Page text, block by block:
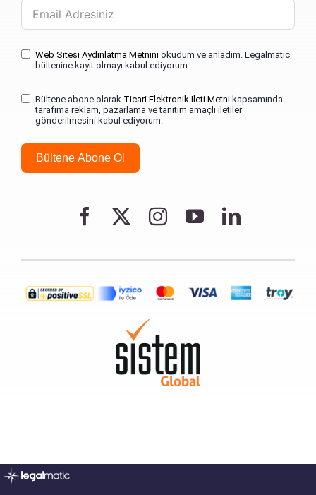
Web Sitesi Aydınlatma Metniniokudum ve anladım. Legalmatic
bültenine kayıt olmayı kabul ediyorum.
Bültene abone olarak Ticari Elektronik İleti Metnikapsamında
tarafıma reklam, pazarlama ve tanıtım amaçlı iletiler
gönderilmesini kabul ediyorum.
Bültene Abone Ol